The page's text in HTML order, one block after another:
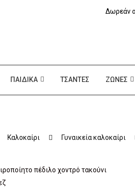
Δωρεάν
ΠΑΙΔΙΚΆ ΤΣΆΝΤΕΣ ΖΏΝΕΣ
Καλοκαίρι Γυναικεία καλοκαίρι